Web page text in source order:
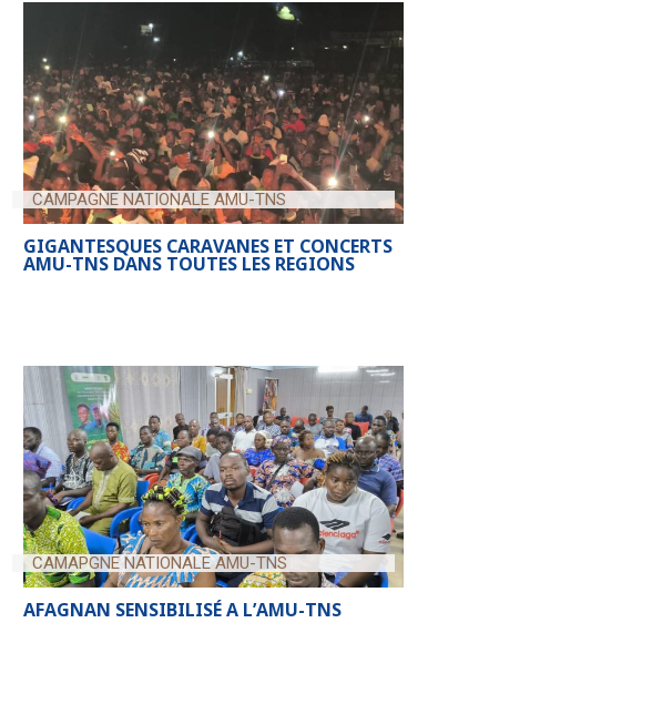
CAMPAGNE NATIONALE AMU-TNS
GIGANTESQUES CARAVANES ET CONCERTS
AMU-TNS DANS TOUTES LES REGIONS
CAMAPGNE NATIONALE AMU-TNS
AFAGNAN SENSIBILISÉ A L’AMU-TNS